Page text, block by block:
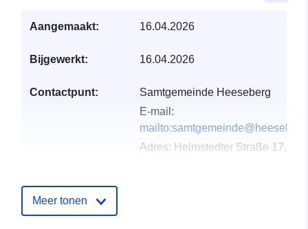
Aangemaakt: 16.04.2026
Bijgewerkt: 16.04.2026
Contactpunt:
Samtgemeinde Heeseberg
E-mail:
Adres: Helmstedter Straße 17,
Meer tonen